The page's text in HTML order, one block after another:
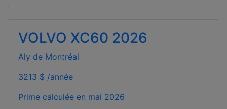
VOLVO XC60 2026
Aly de Montréal
3213 $ /année
Prime calculée en mai 2026